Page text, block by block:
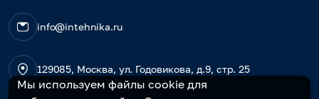
Мы используем файлы cookie для
info@intehnika.ru
129085, Москва, ул. Годовикова, д.9, стр. 25